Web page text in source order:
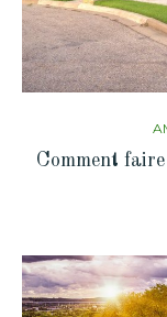
Comment faire